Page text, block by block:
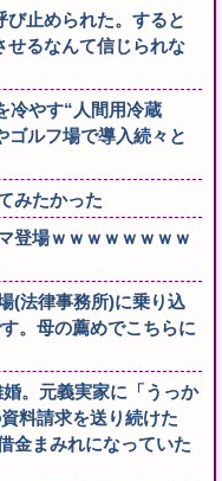
止められた。すると
せるなんて信じられな
冷やす“人間用冷蔵
ルフ場で導入続々と
みたかった
登場ｗｗｗｗｗｗｗｗ
(法律事務所)に乗り込
。母の薦めでこちらに
。元義実家に「うっか
料請求を送り続けた
金まみれになっていた